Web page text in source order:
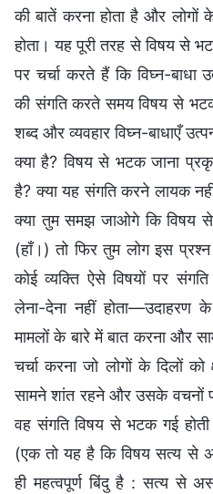
की बातें करना होता है और लोगों
होता। यह पूरी तरह से विषय से
पर चर्चा करते हैं कि विघ्न-बाधा
की संगति करते समय विषय से
शब्द और व्यवहार विघ्न-बाधाएँ
क्या है? विषय से भटक जाना
है? क्या यह संगति करने लायक
क्या तुम समझ जाओगे कि विषय
(हाँ।) तो फिर तुम लोग इस
कोई व्यक्ति ऐसे विषयों पर
लेना-देना नहीं
मामलों के बारे में बात करना और
चर्चा करना जो लोगों के दिलों
सामने शांत रहने और उसके वचनों
वह संगति विषय से भटक गई
(एक तो यह है कि विषय सत्य से
ही महत्वपूर्ण बिंदु है : सत्य से